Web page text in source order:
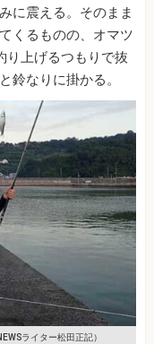
に震える。そのまま
くるものの、オマツ
り上げるつもりで抜
鈴なりに掛かる。
ライター松田正記）